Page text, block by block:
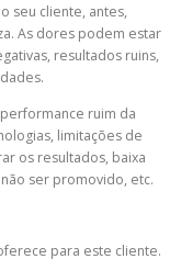
seu cliente, antes,
As dores podem estar
resultados ruins,
ruim da
limitações de
os resultados, baixa
ser promovido, etc.
para este cliente.